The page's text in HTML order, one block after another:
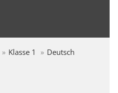
Klasse 1
Deutsch